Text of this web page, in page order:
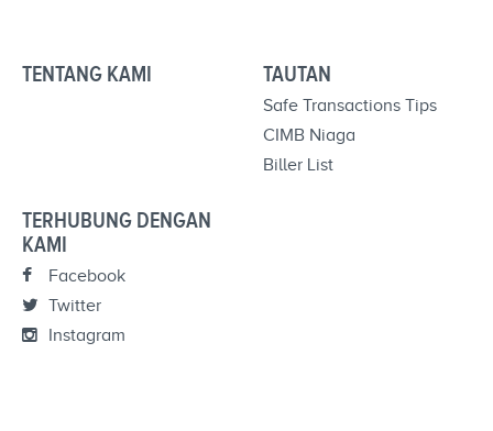
TENTANG KAMI TAUTAN
Safe Transactions Tips
CIMB Niaga
Biller List
TERHUBUNG DENGAN
KAMI
Facebook
Twitter
Instagram